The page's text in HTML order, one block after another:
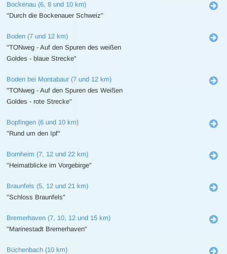
Bockenau (6, 8 und 10 km)
"Durch die Bockenauer Schweiz"
Boden (7 und 12 km)
"TONweg - Auf den Spuren des weißen
Goldes - blaue Strecke"
Boden bei Montabaur (7 und 12 km)
"TONweg - Auf den Spuren des Weißen
Goldes - rote Strecke"
Bopfingen (6 und 10 km)
"Rund um den Ipf"
Bornheim (7, 12 und 22 km)
"Heimatblicke im Vorgebirge"
Braunfels (5, 12 und 21 km)
"Schloss Braunfels"
Bremerhaven (7, 10, 12 und 15 km)
"Marinestadt Bremerhaven"
Büchenbach (10 km)